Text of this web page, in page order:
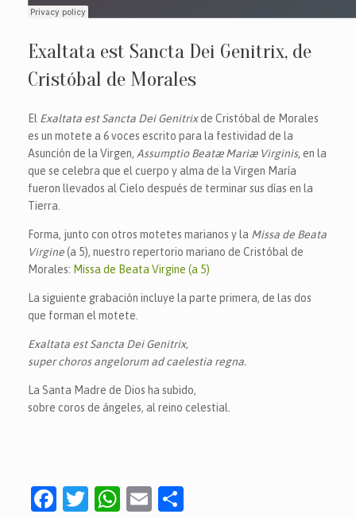
Exaltata est Sancta Dei Genitrix, de
Cristóbal de Morales
El Exaltata est Sancta Dei Genitrixde Cristóbal de Morales
es un motete a 6 voces escrito para la festividad de la
Asunción de la Virgen, Assumptio Beatæ Mariæ Virginis, en la
que se celebra que el cuerpo y alma de la Virgen María
fueron llevados al Cielo después de terminar sus días en la
Tierra.
Forma, junto con otros motetes marianos y la Missa de Beata
Virgine(a 5), nuestro repertorio mariano de Cristóbal de
Morales: Missa de Beata Virgine (a 5)
La siguiente grabación incluye la parte primera, de las dos
que forman el motete.
Exaltata est Sancta Dei Genitrix,
super choros angelorum ad caelestia regna.
La Santa Madre de Dios ha subido,
sobre coros de ángeles, al reino celestial.
F
T
W E